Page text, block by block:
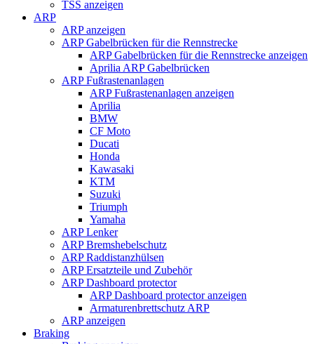
TSS anzeigen
ARP
ARP anzeigen
ARP Gabelbrücken für die Rennstrecke
ARP Gabelbrücken für die Rennstrecke anzeigen
Aprilia ARP Gabelbrücken
ARP Fußrastenanlagen
ARP Fußrastenanlagen anzeigen
Aprilia
BMW
CF Moto
Ducati
Honda
Kawasaki
KTM
Suzuki
Triumph
Yamaha
ARP Lenker
ARP Bremshebelschutz
ARP Raddistanzhülsen
ARP Ersatzteile und Zubehör
ARP Dashboard protector
ARP Dashboard protector anzeigen
Armaturenbrettschutz ARP
ARP anzeigen
Braking